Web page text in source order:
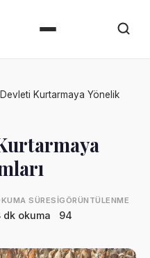
Devleti Kurtarmaya Yönelik
SÜRESI
dk okuma
GÖRÜNTÜLENME
94